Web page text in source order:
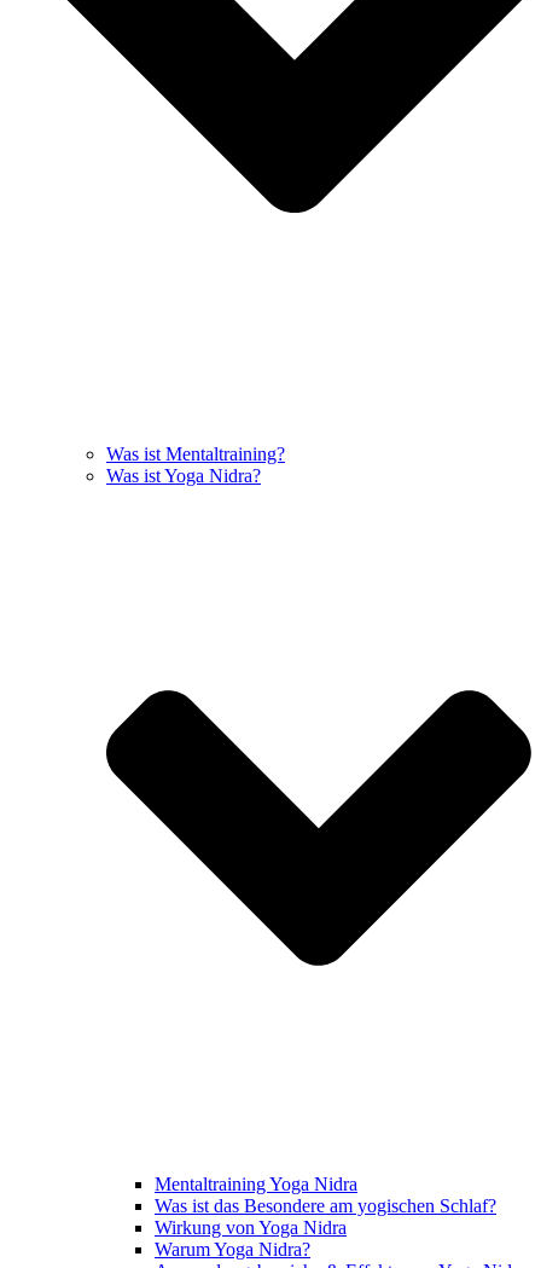
Was ist Mentaltraining?
Was ist Yoga Nidra?
Mentaltraining Yoga Nidra
Was ist das Besondere am yogischen Schlaf?
Wirkung von Yoga Nidra
Warum Yoga Nidra?